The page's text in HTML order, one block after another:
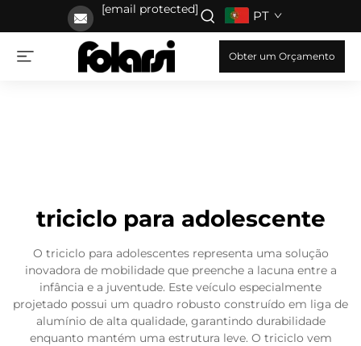
[email protected] PT
Obter um Orçamento
triciclo para adolescente
O triciclo para adolescentes representa uma solução
inovadora de mobilidade que preenche a lacuna entre a
infância e a juventude. Este veículo especialmente
projetado possui um quadro robusto construído em liga de
alumínio de alta qualidade, garantindo durabilidade
enquanto mantém uma estrutura leve. O triciclo vem